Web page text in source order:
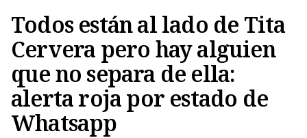
Todos están al lado de Tita
Cervera pero hay alguien
que no separa de ella:
alerta roja por estado de
Whatsapp